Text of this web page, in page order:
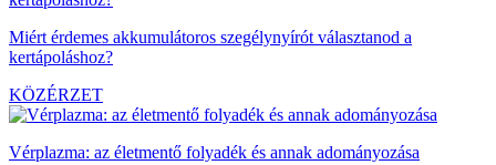
Miért érdemes akkumulátoros szegélynyírót választanod a
kertápoláshoz?
KÖZÉRZET
Vérplazma: az életmentő folyadék és annak adományozása